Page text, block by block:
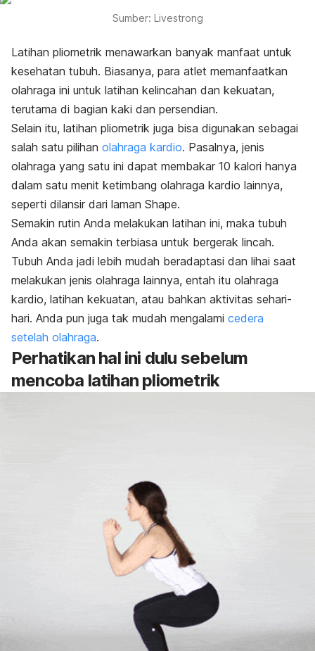
Sumber: Livestrong
Latihan pliometrik menawarkan banyak manfaat untuk
kesehatan tubuh. Biasanya, para atlet memanfaatkan
olahraga ini untuk latihan kelincahan dan kekuatan,
terutama di bagian kaki dan persendian.
Selain itu, latihan pliometrik juga bisa digunakan sebagai
salah satu pilihan olahraga kardio. Pasalnya, jenis
olahraga yang satu ini dapat membakar 10 kalori hanya
dalam satu menit ketimbang olahraga kardio lainnya,
seperti dilansir dari laman Shape.
Semakin rutin Anda melakukan latihan ini, maka tubuh
Anda akan semakin terbiasa untuk bergerak lincah.
Tubuh Anda jadi lebih mudah beradaptasi dan lihai saat
melakukan jenis olahraga lainnya, entah itu olahraga
kardio, latihan kekuatan, atau bahkan aktivitas sehari-
hari. Anda pun juga tak mudah mengalami cedera
setelah olahraga.
Perhatikan hal ini dulu sebelum
mencoba latihan pliometrik